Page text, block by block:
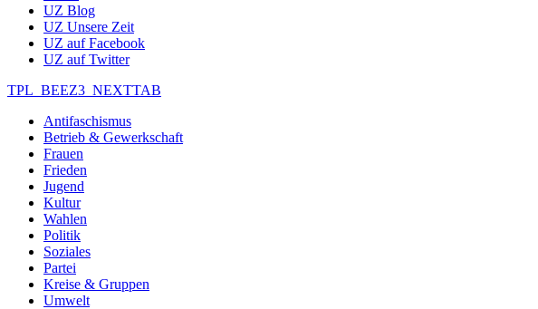
UZ Blog
UZ Unsere Zeit
UZ auf Facebook
UZ auf Twitter
TPL_BEEZ3_NEXTTAB
Antifaschismus
Betrieb & Gewerkschaft
Frauen
Frieden
Jugend
Kultur
Wahlen
Politik
Soziales
Partei
Kreise & Gruppen
Umwelt